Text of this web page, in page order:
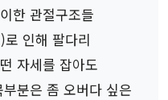
한 관절구조들
인해 팔다리
자세를 잡아도
분은 좀 오버다 싶은